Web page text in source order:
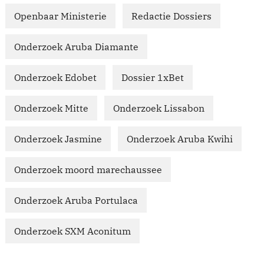
Openbaar Ministerie Redactie Dossiers
Onderzoek Aruba Diamante
Onderzoek Edobet Dossier 1xBet
Onderzoek Mitte Onderzoek Lissabon
Onderzoek Jasmine Onderzoek Aruba Kwihi
Onderzoek moord marechaussee
Onderzoek Aruba Portulaca
Onderzoek SXM Aconitum